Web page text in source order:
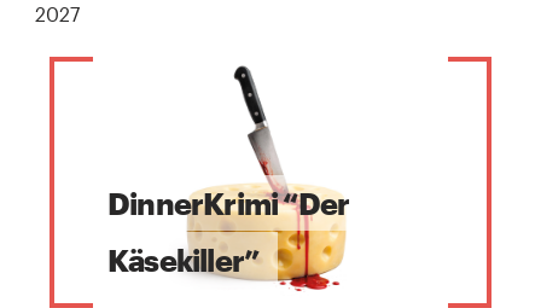
2027
DinnerKrimi “Der
Käsekiller”